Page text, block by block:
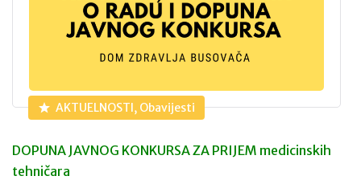
AKTUELNOSTI, Obavijesti
DOPUNA JAVNOG KONKURSA ZA PRIJEM medicinskih
tehničara